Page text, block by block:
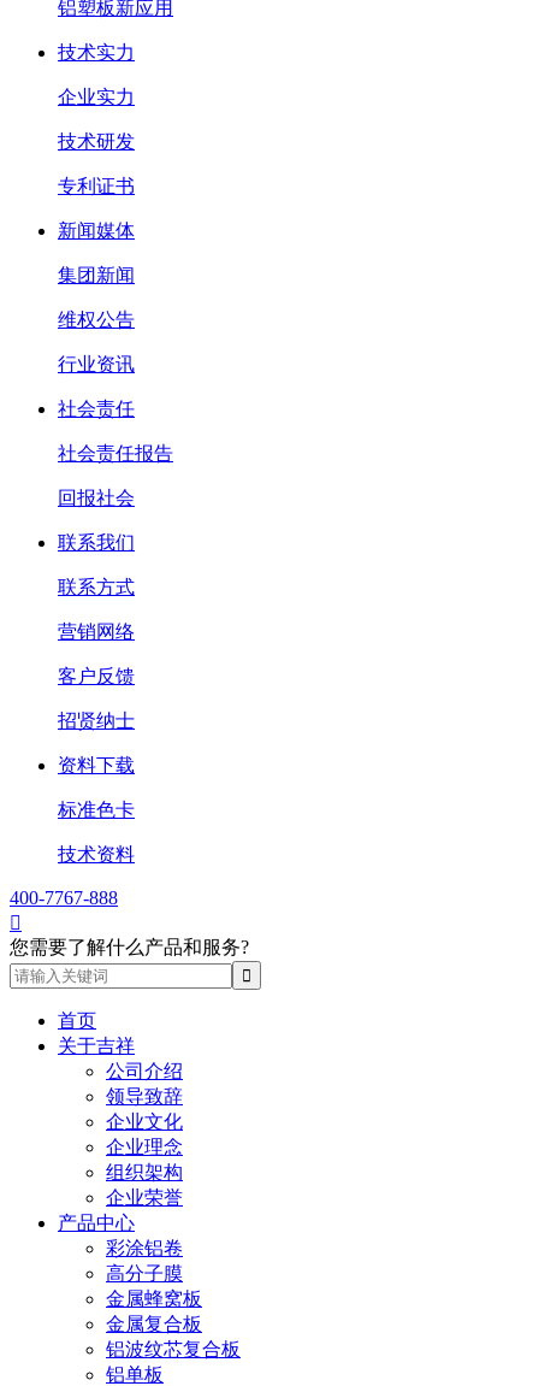
铝塑板新应用
技术实力
企业实力
技术研发
专利证书
新闻媒体
集团新闻
维权公告
行业资讯
社会责任
社会责任报告
回报社会
联系我们
联系方式
营销网络
客户反馈
招贤纳士
资料下载
标准色卡
技术资料
400-7767-888

您需要了解什么产品和服务?
首页
关于吉祥
公司介绍
领导致辞
企业文化
企业理念
组织架构
企业荣誉
产品中心
彩涂铝卷
高分子膜
金属蜂窝板
金属复合板
铝波纹芯复合板
铝单板